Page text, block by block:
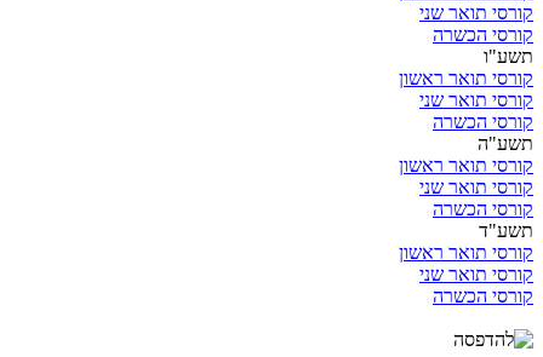
קורסי תואר שני
קורסי הכשרה
תשע"ו
קורסי תואר ראשון
קורסי תואר שני
קורסי הכשרה
תשע"ה
קורסי תואר ראשון
קורסי תואר שני
קורסי הכשרה
תשע"ד
קורסי תואר ראשון
קורסי תואר שני
קורסי הכשרה